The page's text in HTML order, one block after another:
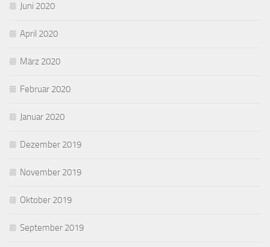
Juni 2020
April 2020
März 2020
Februar 2020
Januar 2020
Dezember 2019
November 2019
Oktober 2019
September 2019